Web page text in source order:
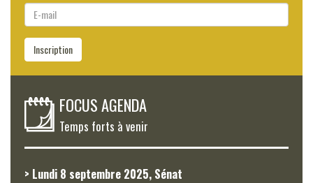
E-
mail
Inscription
FOCUS AGENDA
Temps forts à venir
> Lundi 8 septembre 2025, Sénat